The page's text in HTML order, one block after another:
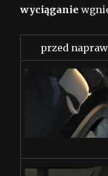
wyciąganie
przed